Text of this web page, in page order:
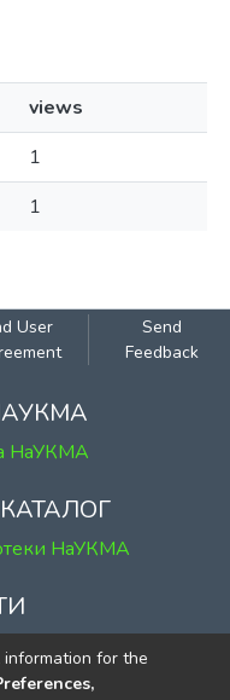
views
1
1
User
Send
Feedback
НаУКМА
НаУКМА
2
for the